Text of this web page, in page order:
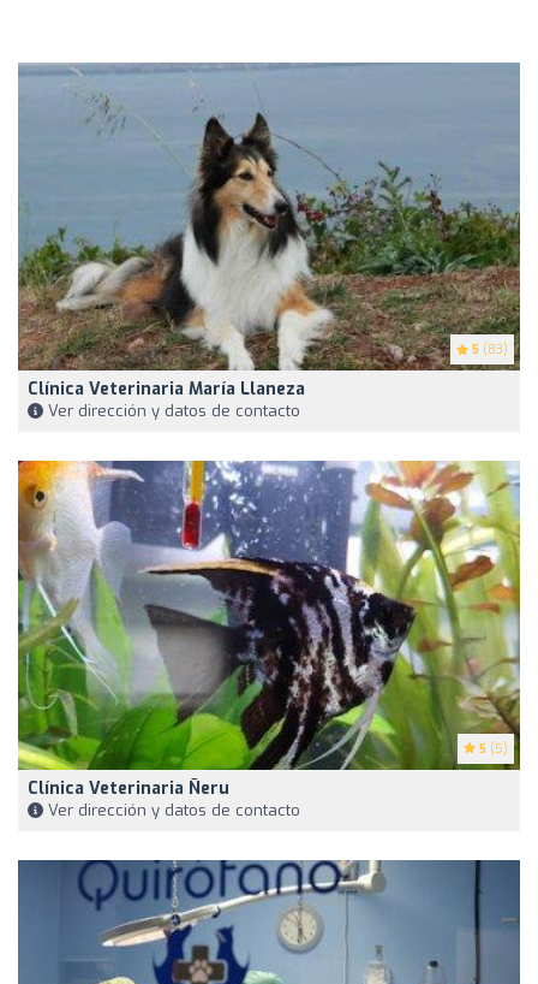
5 (83)
Clínica Veterinaria María Llaneza
Ver dirección y datos de contacto
5 (5)
Clínica Veterinaria Ñeru
Ver dirección y datos de contacto